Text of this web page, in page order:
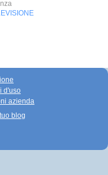
d'uso
azienda
blog